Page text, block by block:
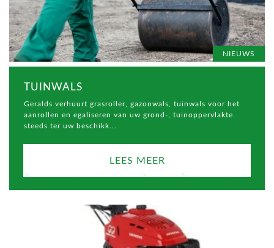
NIEUWS
TUINWALS
Geralds verhuurt grasroller, gazonwals, tuinwals voor het
aanrollen en egaliseren van uw grond-, tuinoppervlakte.
steeds ter uw beschikk...
LEES MEER